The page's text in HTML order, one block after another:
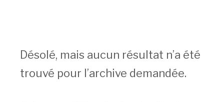
Désolé, mais aucun résultat n’a été
trouvé pour l’archive demandée.